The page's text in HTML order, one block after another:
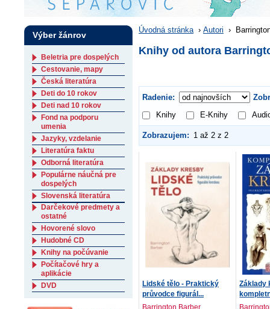
Úvodná stránka › Autori ›
Knihy od autora
Radenie:
Knihy
E-Knihy
Zobrazujem: 1 až 2 z 2
Lidské tělo - Praktický
průvodce figurál...
Barrington Barber
Základy
Výber žánrov
Beletria pre dospelých
Cestovanie, mapy
Česká literatúra
Deti do 10 rokov
Deti nad 10 rokov
Fond na podporu
umenia
Jazyky, vzdelanie
Literatúra faktu
Odborná literatúra
Populárne náučná pre
dospelých
Slovenská literatúra
Darčekové predmety a
ostatné
Hovorené slovo
Hudobné CD
Knihy na počúvanie
Počítačové hry a
aplikácie
DVD